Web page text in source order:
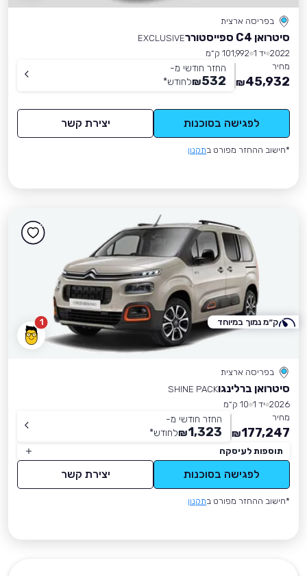
בפריסה ארצית
סיטרואן C4 ספייסטורר
EXCLUSIVE
2022 יד 1
101,992 ק״מ
מחיר
45,932
₪
החזר חודשי מ-
532
₪לחודש*
לפגישה בסוכנות יצירת קשר
*חישוב ההחזר מפורט בתקנון
1
בפריסה ארצית
סיטרואן ברלינגוSHINE PACK
2026 יד 1
10 ק״מ
מחיר
177,247
₪
החזר חודשי מ-
1,323
₪לחודש*
תוספות לעיסקה
לפגישה בסוכנות יצירת קשר
*חישוב ההחזר מפורט בתקנון
ק״מ נמוך במיוחד